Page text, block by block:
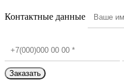
Контактные данные